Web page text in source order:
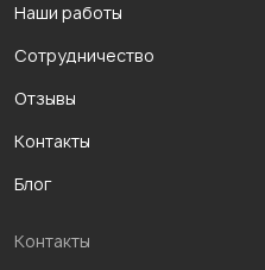
Наши работы
Сотрудничество
Отзывы
Контакты
Блог
Контакты